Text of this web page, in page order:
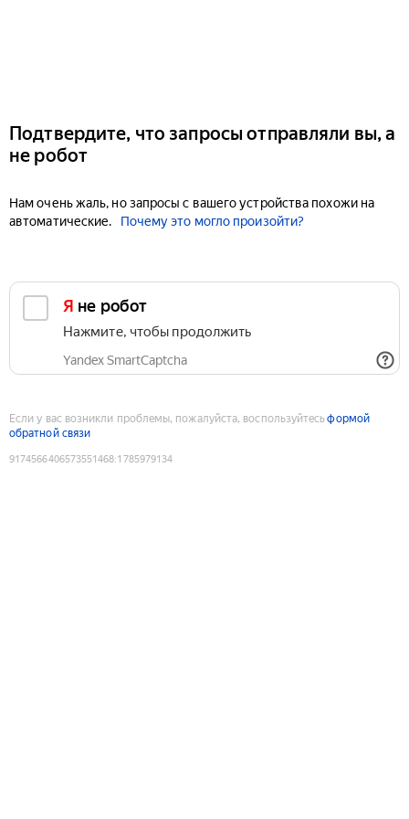
Подтвердите, что запросы отправляли вы, а
не робот
Нам очень жаль, но запросы с вашего устройства похожи на
автоматические.
Почему это могло произойти?
Я не робот
Нажмите, чтобы продолжить
Yandex SmartCaptcha
Если у вас возникли проблемы, пожалуйста, воспользуйтесьформой
обратной связи
9174566406573551468:1785979134